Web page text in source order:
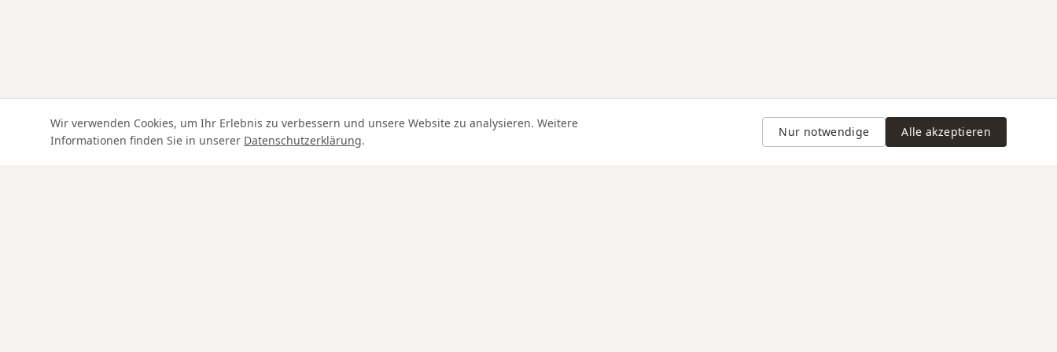
Wir verwenden Cookies, um Ihr Erlebnis zu verbessern und unsere Website zu analysieren. Weitere
Informationen finden Sie in unserer Datenschutzerklärung.
Nur notwendige Alle akzeptieren